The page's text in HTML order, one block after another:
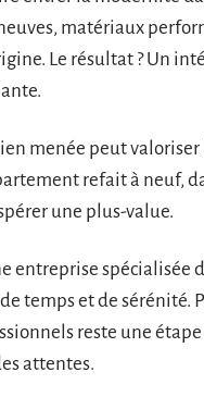
matériaux
Le résultat ? Un
menée peut
refait à neuf,
une plus-value.
entreprise spécialisée
temps et de sérénité.
reste une
attentes.